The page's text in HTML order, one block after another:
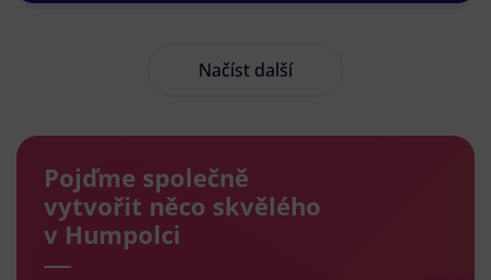
Načíst další
Pojďme společně
vytvořit něco skvělého
v Humpolci